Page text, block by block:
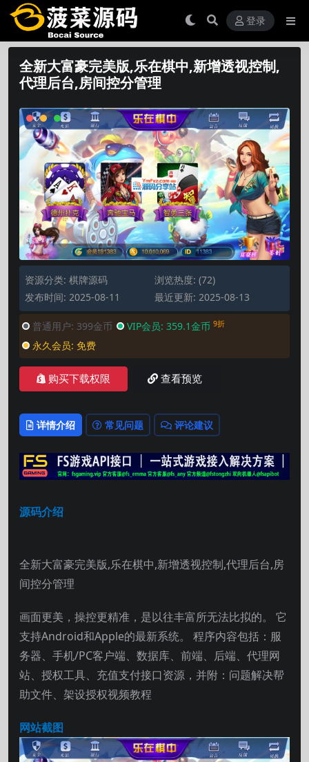
登录
全新大富豪完美版,乐在棋中,新增透视控制,
代理后台,房间控分管理
资源分类: 棋牌源码
浏览热度: (72)
发布时间: 2025-08-11
最近更新: 2025-08-13
普通用户: 399金币 VIP会员: 359.1金币 9折
永久会员: 免费
购买下载权限 查看预览
详情介绍 常见问题 评论建议
源码介绍
全新大富豪完美版,乐在棋中,新增透视控制,代理后台,房
间控分管理
画面更美，操控更精准，是以往丰富所无法比拟的。 它
支持Android和Apple的最新系统。 程序内容包括：服
务器、手机/PC客户端、数据库、前端、后端、代理网
站、授权工具、充值支付接口资源，并附：问题解决帮
助文件、架设授权视频教程
网站截图